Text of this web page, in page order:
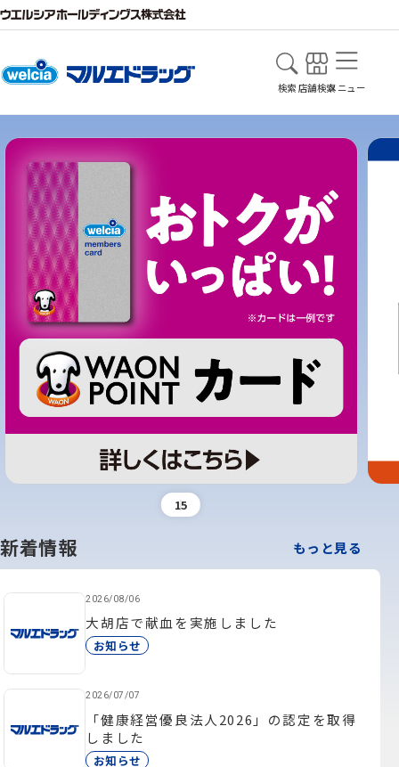
検索 店舗検索メニュー
15
新着情報 もっと見る
2026/08/06
大胡店で献血を実施しました
お知らせ
2026/07/07
「健康経営優良法人2026」の認定を取得
しました
お知らせ